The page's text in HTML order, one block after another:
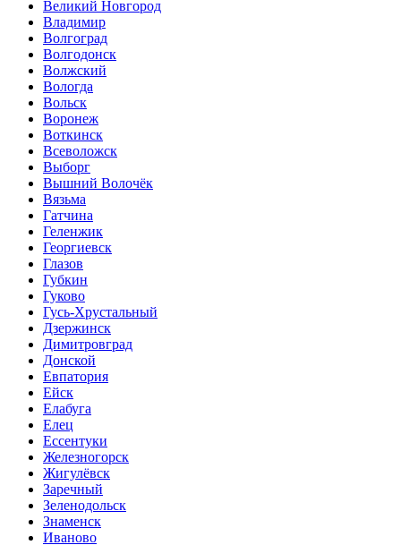
Великий Новгород
Владимир
Волгоград
Волгодонск
Волжский
Вологда
Вольск
Воронеж
Воткинск
Всеволожск
Выборг
Вышний Волочёк
Вязьма
Гатчина
Геленжик
Георгиевск
Глазов
Губкин
Гуково
Гусь-Хрустальный
Дзержинск
Димитровград
Донской
Евпатория
Ейск
Елабуга
Елец
Ессентуки
Железногорск
Жигулёвск
Заречный
Зеленодольск
Знаменск
Иваново